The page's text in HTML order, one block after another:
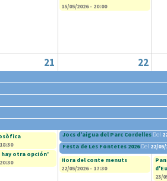
15/05/2026 - 20:00
21 22
hay otra opción'
Jocs d'aigua del Parc Cordelles Del
Festa de Les Fontetes 2026 Del 22/
Hora del conte menuts
22/05/2026 - 17:30
23/